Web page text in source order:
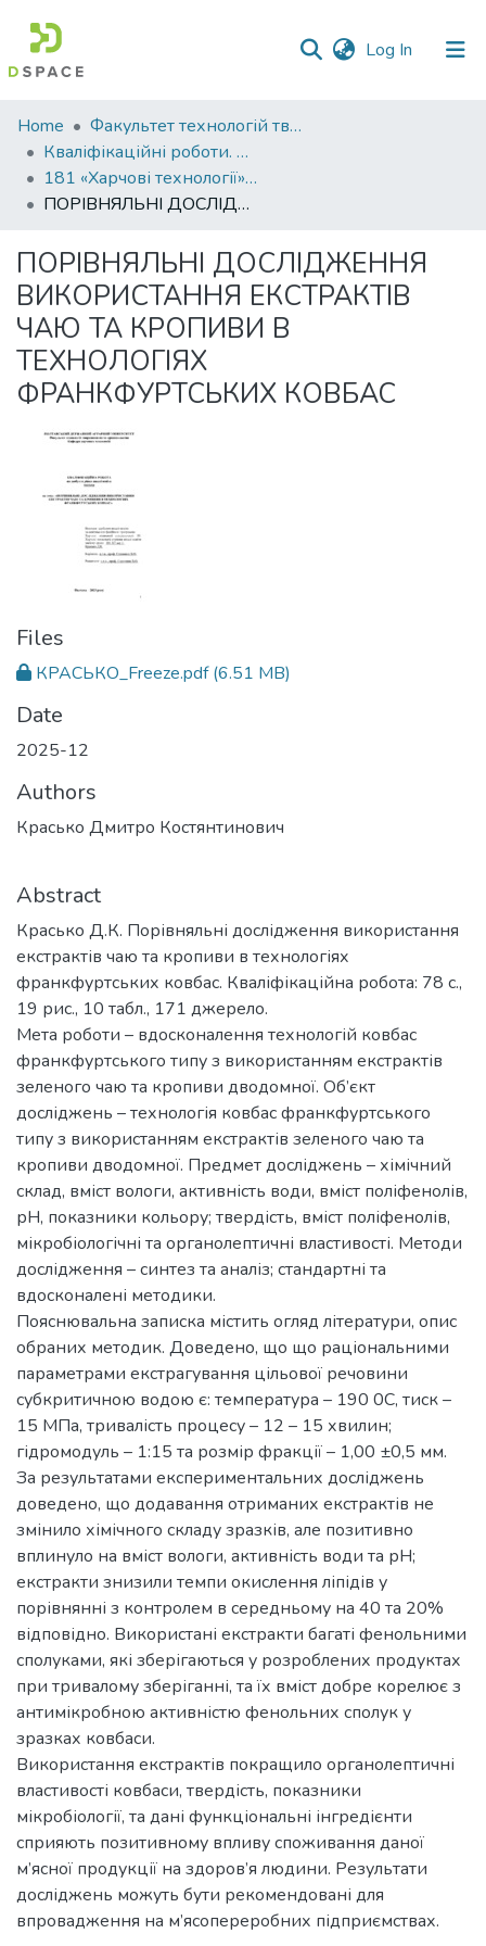
Log In (current)
Communities
&
Collections
All of DSpace
Statistics
Home
Факультет технологій тваринництва та продовольства
Кваліфікаційні роботи. Факультет технологій тваринництва та продовольства
181 «Харчові технології» - Магістри 2023-2024
ПОРІВНЯЛЬНІ ДОСЛІДЖЕННЯ ВИКОРИСТАННЯ ЕКСТРАКТІВ ЧАЮ ТА КРОПИВИ В ТЕХНОЛОГІЯХ ФРАНКФУРТСЬКИХ КОВБАС
ПОРІВНЯЛЬНІ ДОСЛІДЖЕННЯ
ВИКОРИСТАННЯ ЕКСТРАКТІВ
ЧАЮ ТА КРОПИВИ В
ТЕХНОЛОГІЯХ
ФРАНКФУРТСЬКИХ КОВБАС
Files
КРАСЬКО_Freeze.pdf(6.51 MB)
Date
2025-12
Authors
Красько Дмитро Костянтинович
Abstract
Красько Д.К. Порівняльні дослідження використання
екстрактів чаю та кропиви в технологіях
франкфуртських ковбас. Кваліфікаційна робота: 78 с.,
19 рис., 10 табл., 171 джерело.
Мета роботи – вдосконалення технологій ковбас
франкфуртського типу з використанням екстрактів
зеленого чаю та кропиви дводомної. Об’єкт
досліджень – технологія ковбас франкфуртського
типу з використанням екстрактів зеленого чаю та
кропиви дводомної. Предмет досліджень – хімічний
склад, вміст вологи, активність води, вміст поліфенолів,
рН, показники кольору; твердість, вміст поліфенолів,
мікробіологічні та органолептичні властивості. Методи
дослідження – синтез та аналіз; стандартні та
вдосконалені методики.
Пояснювальна записка містить огляд літератури, опис
обраних методик. Доведено, що що раціональними
параметрами екстрагування цільової речовини
субкритичною водою є: температура – 190 0С, тиск –
15 МПа, тривалість процесу – 12 – 15 хвилин;
гідромодуль – 1:15 та розмір фракції – 1,00 ±0,5 мм.
За результатами експериментальних досліджень
доведено, що додавання отриманих екстрактів не
змінило хімічного складу зразків, але позитивно
вплинуло на вміст вологи, активність води та рН;
екстракти знизили темпи окислення ліпідів у
порівнянні з контролем в середньому на 40 та 20%
відповідно. Використані екстракти багаті фенольними
сполуками, які зберігаються у розроблених продуктах
при тривалому зберіганні, та їх вміст добре корелює з
антимікробною активністю фенольних сполук у
зразках ковбаси.
Використання екстрактів покращило органолептичні
властивості ковбаси, твердість, показники
мікробіології, та дані функціональні інгредієнти
сприяють позитивному впливу споживання даної
м’ясної продукції на здоров’я людини. Результати
досліджень можуть бути рекомендовані для
впровадження на м’ясопереробних підприємствах.